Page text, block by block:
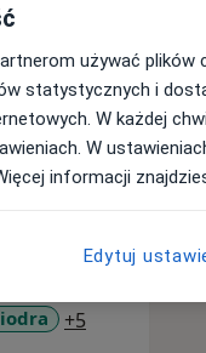
manualne
chorób
+5
używać plików
statystycznych i
W każdej
W
informacji
Edytuj